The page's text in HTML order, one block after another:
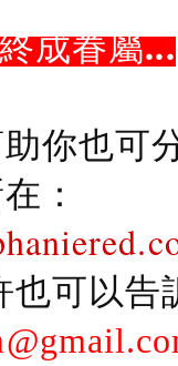
成眷屬...
你也可
：
也可以